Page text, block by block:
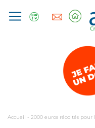
Accueil - 2000 euros récoltés pour